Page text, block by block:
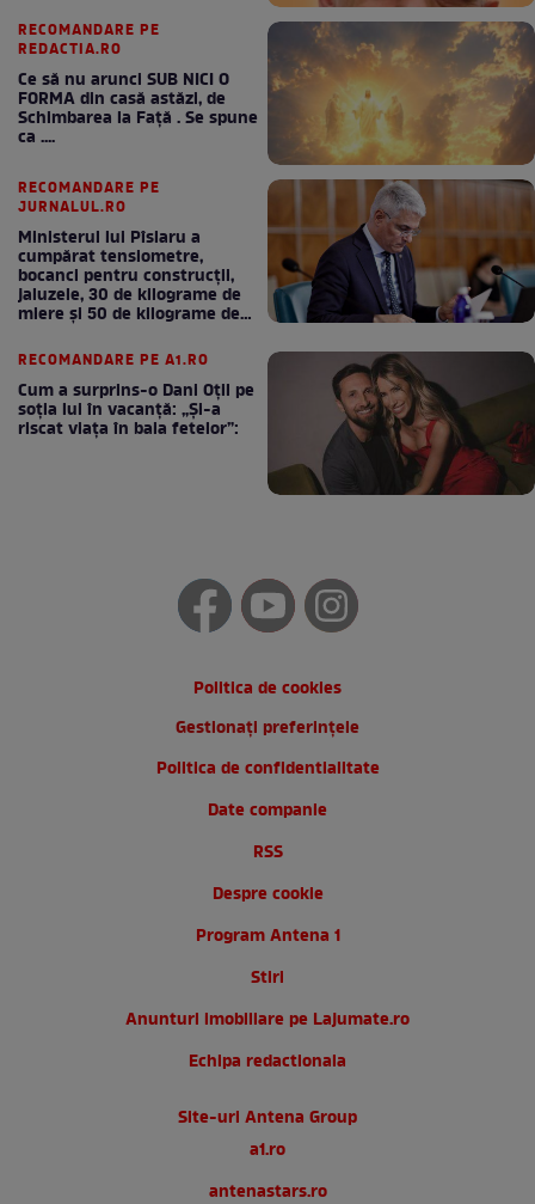
RECOMANDARE PE
REDACTIA.RO
Ce să nu arunci SUB NICI O
FORMA din casă astăzi, de
Schimbarea la Față . Se spune
ca ....
RECOMANDARE PE
JURNALUL.RO
Ministerul lui Pîslaru a
cumpărat tensiometre,
bocanci pentru construcții,
jaluzele, 30 de kilograme de
miere și 50 de kilograme de
RECOMANDARE PE A1.RO
Cum a surprins-o Dani Oțil pe
soția lui în vacanță: „Și-a
riscat viața în baia fetelor”:
Politica de cookies
Gestionați preferințele
Politica de confidentialitate
Date companie
RSS
Despre cookie
Program Antena 1
Stiri
Anunturi imobiliare pe Lajumate.ro
Echipa redactionala
Site-uri Antena Group
a1.ro
antenastars.ro